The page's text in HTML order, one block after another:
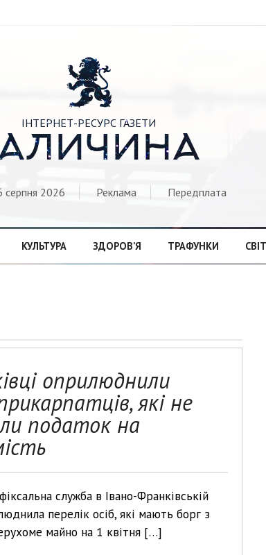

ІНТЕРНЕТ-РЕСУРС ГАЗЕТИ
серпня 2026 Реклама Передплата
КУЛЬТУРА ЗДОРОВ’Я ТРАФУНКИ СВІТ
оприлюднили
які не
податок на
служба в Івано-Франківській
перелік осіб, які мають борг з
майно на 1 квітня […]